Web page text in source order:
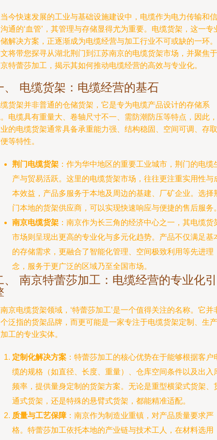
今快速发展的工业与基础设施建设中，电缆作为电力传输和信
通的‘血管’，其管理与存储显得尤为重要。电缆货架，这一专
解决方案，正逐渐成为电缆经营与加工行业不可或缺的一环。
将带您探寻从湖北荆门到江苏南京的电缆货架市场，并聚焦于
特蕾莎加工，揭示其如何推动电缆经营的高效与专业化。
、 电缆货架：电缆经营的基石
货架并非普通的仓储货架，它是专为电缆产品设计的存储系
电缆具有重量大、卷轴尺寸不一、需防潮防压等特点，因此，
的电缆货架通常具备承重能力强、结构稳固、空间可调、存取
等特性。
荆门电缆货架 ：作为华中地区的重要工业城市，荆门的电缆
产与贸易活跃。这里的电缆货架市场，往往更注重实用性与
本效益，产品多服务于本地及周边的基建、厂矿企业。选择
门本地的货架供应商，可以实现快速响应与便捷的售后服务
南京电缆货架 ：南京作为长三角的经济中心之一，其电缆货
市场则呈现出更高的专业化与多元化趋势。产品不仅满足基
的存储需求，更融合了智能化管理、空间极致利用等先进理
念，服务于更广泛的区域乃至全国市场。
、 南京特蕾莎加工：电缆经营的专业化引
京电缆货架领域，‘特蕾莎加工’是一个值得关注的名称。它并
泛指的货架品牌，而更可能是一家专注于电缆货架定制、生产
工的专业实体。
定制化解决方案 ：特蕾莎加工的核心优势在于能够根据客户
缆的规格（如直径、长度、重量）、仓库空间条件以及出入
频率，提供量身定制的货架方案。无论是重型横梁式货架、
通式货架，还是特殊的悬臂式货架，都能精准适配。
质量与工艺保障：南京作为制造业重镇，对产品质量要求严
格。特蕾莎加工依托本地的产业链与技术工人，在材料选用